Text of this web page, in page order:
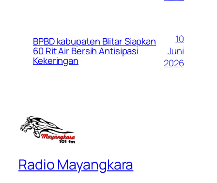
BPBD kabupaten Blitar Siapkan
60 Rit Air Bersih Antisipasi
Kekeringan
10
Juni
2026
Radio Mayangkara